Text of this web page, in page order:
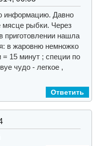
информацию. Давно
мясце рыбки. Через
приготовлении нашла
в жаровню немножко
15 минут ; специи по
чудо - легкое ,
Ответить